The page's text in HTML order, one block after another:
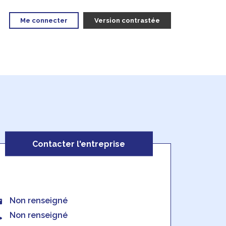
Me connecter Version contrastée
Contacter l'entreprise
Non renseigné
Non renseigné